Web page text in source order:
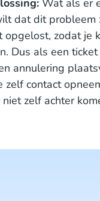
Wat als er
dat dit probleem
opgelost, zodat je
Dus als een
annulering
zelf contact
zelf achter